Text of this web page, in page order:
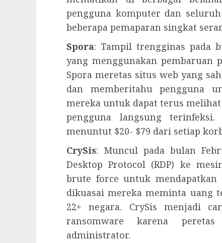
pengguna komputer dan
beberapa pemaparan singkat
Spora: Tampil trengginas pada
yang menggunakan pembaruan
Spora meretas situs web yang
dan memberitahu pengguna
mereka untuk dapat terus
pengguna langsung
menuntut $20- $79 dari setiap
CrySis: Muncul pada bulan
Desktop Protocol (RDP) ke
brute force untuk
dikuasai mereka meminta uang
22+ negara. CrySis menjadi
ransomware karena
administrator.